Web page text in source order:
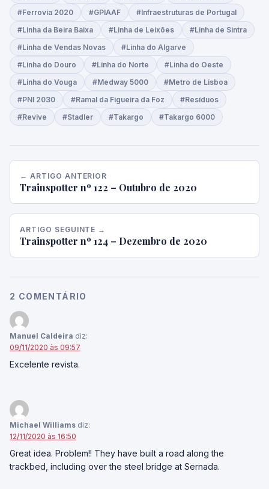
#Ferrovia 2020
#GPIAAF
#Infraestruturas de Portugal
#Linha da Beira Baixa
#Linha de Leixões
#Linha de Sintra
#Linha de Vendas Novas
#Linha do Algarve
#Linha do Douro
#Linha do Norte
#Linha do Oeste
#Linha do Vouga
#Medway 5000
#Metro de Lisboa
#PNI 2030
#Ramal da Figueira da Foz
#Resíduos
#Revive
#Stadler #Takargo #Takargo 6000
← ARTIGO ANTERIOR
Trainspotter nº 122 – Outubro de 2020
ARTIGO SEGUINTE →
Trainspotter nº 124 – Dezembro de 2020
2 COMENTÁRIO
Manuel Caldeira diz:
09/11/2020 às 09:57
Excelente revista.
Michael Williams diz:
12/11/2020 às 16:50
Great idea. Problem!! They have built a road along the
trackbed, including over the steel bridge at Sernada.